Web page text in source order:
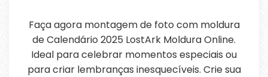
Faça agora montagem de foto com moldura
de Calendário 2025 LostArk Moldura Online.
Ideal para celebrar momentos especiais ou
para criar lembranças inesquecíveis. Crie sua